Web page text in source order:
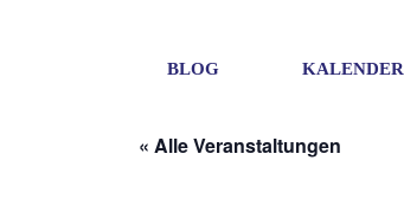
BLOG KALENDER
« Alle Veranstaltungen